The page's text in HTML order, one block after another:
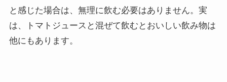
と感じた場合は、無理に飲む必要はありません。実
は、トマトジュースと混ぜて飲むとおいしい飲み物は
他にもあります。